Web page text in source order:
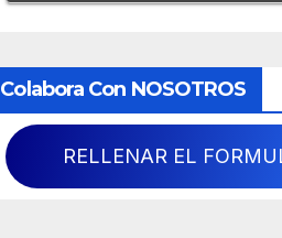
Colabora Con NOSOTROS
RELLENAR EL